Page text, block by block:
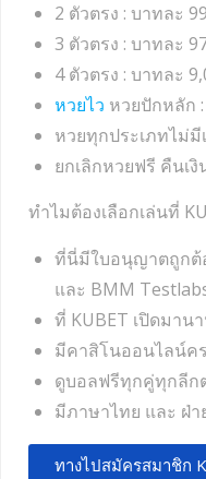
2 ตัวตรง : บาทละ
3 ตัวตรง : บาทละ
4 ตัวตรง : บาทละ
หวยไว หวยปักหลัก
หวยทุกประเภทไม่มี
ยกเลิกหวยฟรี คืนเ
ทำไมต้องเลือกเล่นที่
ที่นี่มีใบอนุญาตถูกต้
และ BMM
ที่ KUBET เปิดมาน
มีคาสิโนออนไลน์ค
ดูบอลฟรีทุกคู่ทุกลีก
มีภาษาไทย และ ฝ่
ทางไปสมัครสมาชิก